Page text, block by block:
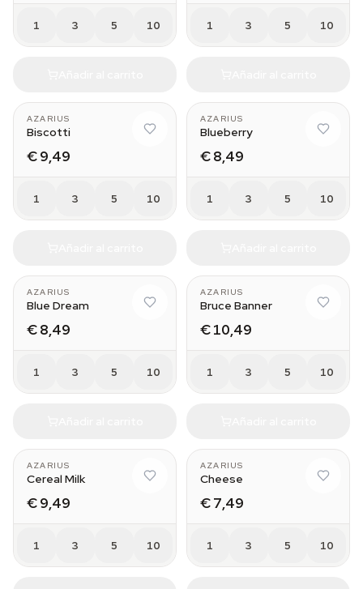
1 3 5 10 1 3 5 10
AZARIUS
Biscotti
€ 9,49
1 3 5 10
AZARIUS
Blueberry
€ 8,49
1 3 5 10
AZARIUS
Blue Dream
€ 8,49
1 3 5 10
AZARIUS
Bruce Banner
€ 10,49
1 3 5 10
AZARIUS
Cereal Milk
€ 9,49
1 3 5 10
AZARIUS
Cheese
€ 7,49
1 3 5 10